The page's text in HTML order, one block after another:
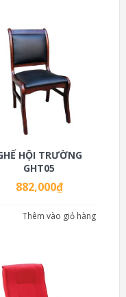
HỘI TRƯỜNG
GHT05
882,000₫
Thêm vào giỏ hàng